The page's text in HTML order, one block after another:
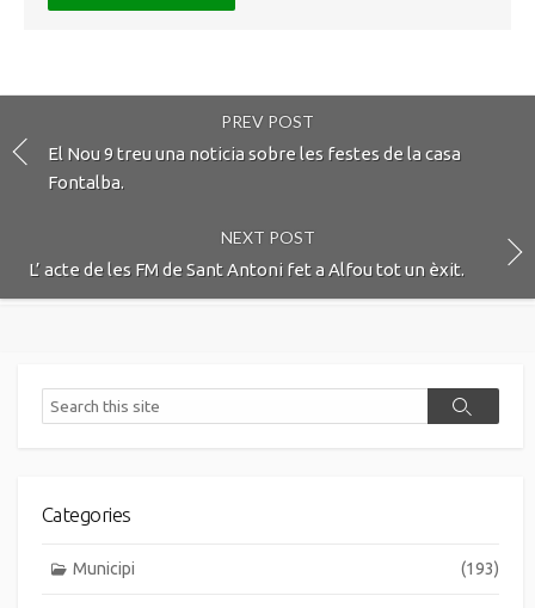
PREV POST
El Nou 9 treu una noticia sobre les festes de la casa
Fontalba.
NEXT POST
L’ acte de les FM de Sant Antoni fet a Alfou tot un èxit.
Search
Search
Categories
Municipi (193)